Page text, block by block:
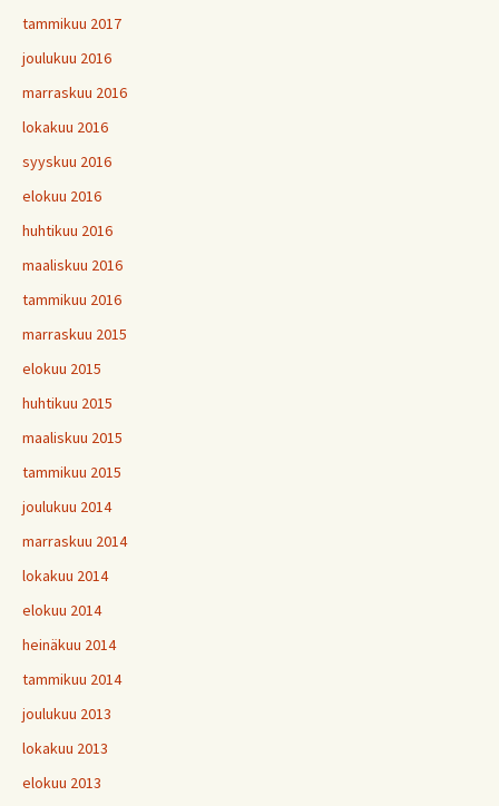
tammikuu 2017
joulukuu 2016
marraskuu 2016
lokakuu 2016
syyskuu 2016
elokuu 2016
huhtikuu 2016
maaliskuu 2016
tammikuu 2016
marraskuu 2015
elokuu 2015
huhtikuu 2015
maaliskuu 2015
tammikuu 2015
joulukuu 2014
marraskuu 2014
lokakuu 2014
elokuu 2014
heinäkuu 2014
tammikuu 2014
joulukuu 2013
lokakuu 2013
elokuu 2013